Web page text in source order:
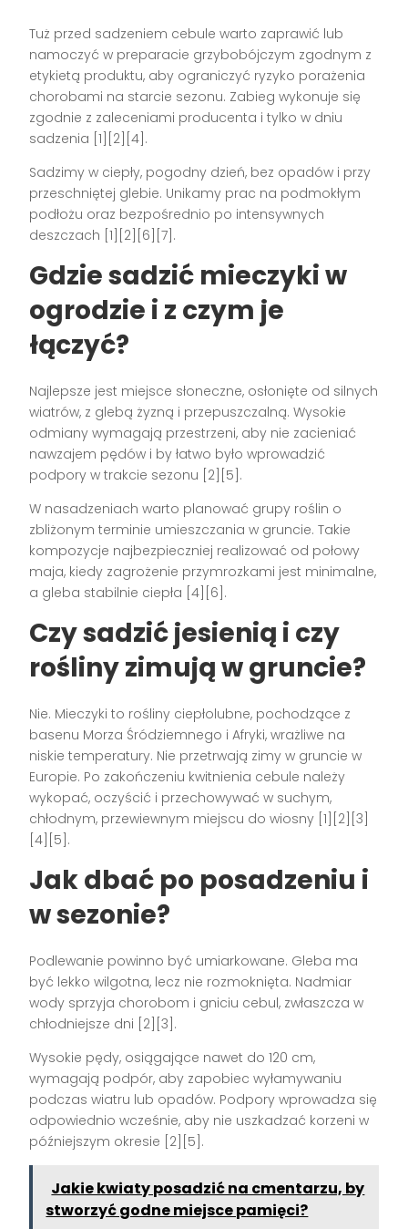
Tuż przed sadzeniem cebule warto zaprawić lub
namoczyć w preparacie grzybobójczym zgodnym z
etykietą produktu, aby ograniczyć ryzyko porażenia
chorobami na starcie sezonu. Zabieg wykonuje się
zgodnie z zaleceniami producenta i tylko w dniu
sadzenia [1][2][4].
Sadzimy w ciepły, pogodny dzień, bez opadów i przy
przeschniętej glebie. Unikamy prac na podmokłym
podłożu oraz bezpośrednio po intensywnych
deszczach [1][2][6][7].
Gdzie sadzić mieczyki w
ogrodzie i z czym je
łączyć?
Najlepsze jest miejsce słoneczne, osłonięte od silnych
wiatrów, z glebą żyzną i przepuszczalną. Wysokie
odmiany wymagają przestrzeni, aby nie zacieniać
nawzajem pędów i by łatwo było wprowadzić
podpory w trakcie sezonu [2][5].
W nasadzeniach warto planować grupy roślin o
zbliżonym terminie umieszczania w gruncie. Takie
kompozycje najbezpieczniej realizować od połowy
maja, kiedy zagrożenie przymrozkami jest minimalne,
a gleba stabilnie ciepła [4][6].
Czy sadzić jesienią i czy
rośliny zimują w gruncie?
Nie. Mieczyki to rośliny ciepłolubne, pochodzące z
basenu Morza Śródziemnego i Afryki, wrażliwe na
niskie temperatury. Nie przetrwają zimy w gruncie w
Europie. Po zakończeniu kwitnienia cebule należy
wykopać, oczyścić i przechowywać w suchym,
chłodnym, przewiewnym miejscu do wiosny [1][2][3]
[4][5].
Jak dbać po posadzeniu i
w sezonie?
Podlewanie powinno być umiarkowane. Gleba ma
być lekko wilgotna, lecz nie rozmoknięta. Nadmiar
wody sprzyja chorobom i gniciu cebul, zwłaszcza w
chłodniejsze dni [2][3].
Wysokie pędy, osiągające nawet do 120 cm,
wymagają podpór, aby zapobiec wyłamywaniu
podczas wiatru lub opadów. Podpory wprowadza się
odpowiednio wcześnie, aby nie uszkadzać korzeni w
późniejszym okresie [2][5].
Jakie kwiaty posadzić na cmentarzu, by
stworzyć godne miejsce pamięci?